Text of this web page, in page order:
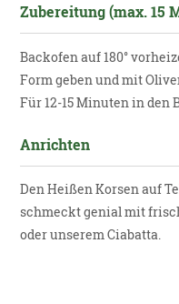
Zubereitung (max. 15
Backofen auf 180°
Form geben und mit
Für 12-15 Minuten in den
Anrichten
Den Heißen Korsen auf
schmeckt genial mit
oder unserem Ciabatta.